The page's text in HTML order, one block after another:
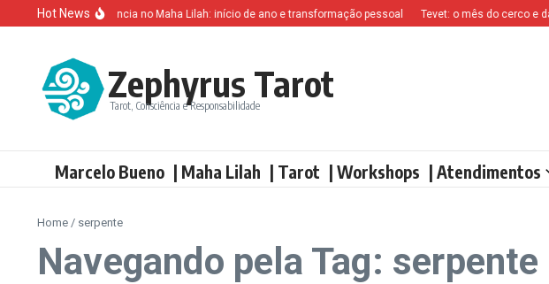
Ir para o conteúdo
Hot News
Altruísmo e ganância no Maha Lilah: início de ano e transformação pessoal Tevet: o mês do cerco e
Zephyrus Tarot
Tarot, Consciência e Responsabilidade
Marcelo Bueno | Maha Lilah | Tarot | Workshops | Atendimentos
Home / serpente
Navegando pela Tag: serpente